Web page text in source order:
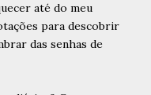
até do meu
para descobrir
das senhas de